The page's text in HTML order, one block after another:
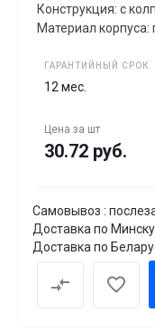
Конструкция: с
Материал корпуса:
ГАРАНТИЙНЫЙ СРОК
12 мес.
Цена за шт
30.72 руб.
Самовывоз :
Доставка по
Доставка по